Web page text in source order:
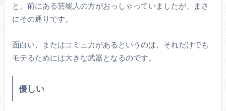
と、前にある芸能人の方がおっしゃっていましたが、まさ
にその通りです。
面白い、またはコミュ力があるというのは、それだけでも
モテるためには大きな武器となるのです。
優しい